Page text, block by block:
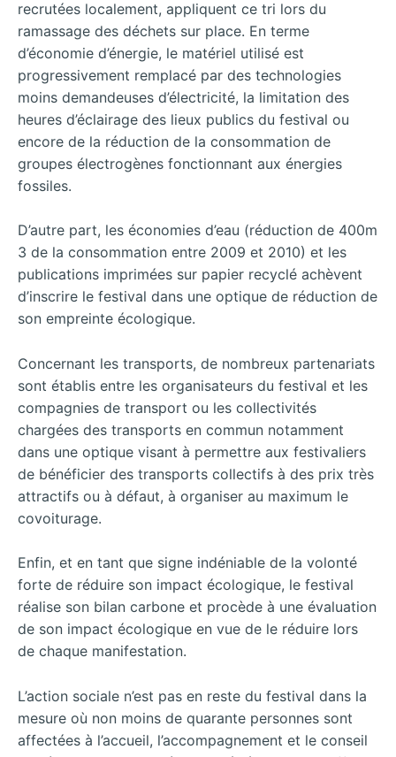
recrutées localement, appliquent ce tri lors du
ramassage des déchets sur place. En terme
d’économie d’énergie, le matériel utilisé est
progressivement remplacé par des technologies
moins demandeuses d’électricité, la limitation des
heures d’éclairage des lieux publics du festival ou
encore de la réduction de la consommation de
groupes électrogènes fonctionnant aux énergies
fossiles.
D’autre part, les économies d’eau (réduction de 400m
3 de la consommation entre 2009 et 2010) et les
publications imprimées sur papier recyclé achèvent
d’inscrire le festival dans une optique de réduction de
son empreinte écologique.
Concernant les transports, de nombreux partenariats
sont établis entre les organisateurs du festival et les
compagnies de transport ou les collectivités
chargées des transports en commun notamment
dans une optique visant à permettre aux festivaliers
de bénéficier des transports collectifs à des prix très
attractifs ou à défaut, à organiser au maximum le
covoiturage.
Enfin, et en tant que signe indéniable de la volonté
forte de réduire son impact écologique, le festival
réalise son bilan carbone et procède à une évaluation
de son impact écologique en vue de le réduire lors
de chaque manifestation.
L’action sociale n’est pas en reste du festival dans la
mesure où non moins de quarante personnes sont
affectées à l’accueil, l’accompagnement et le conseil